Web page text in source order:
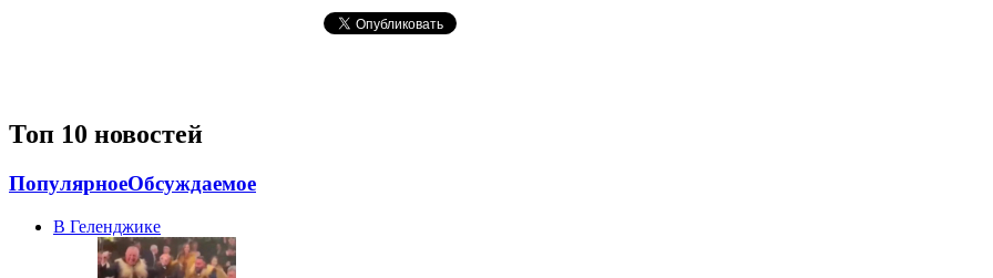
Топ 10 новостей
ПопулярноеОбсуждаемое
В Геленджике